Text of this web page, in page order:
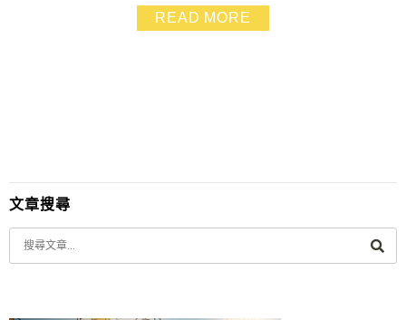
親子好去處等 只要進到我的Kollect輯卷坊電子書.就像帶
著上千本書出門 時下流行彩妝、穿搭也隨時可以掌握啦!
READ MORE
文章搜尋